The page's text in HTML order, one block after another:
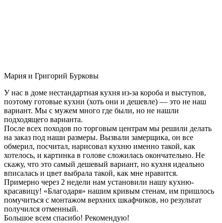
Мария и Григорий Бурковы
У нас в доме нестандартная кухня из-за короба и выступов,
поэтому готовые кухни (хоть они и дешевле) — это не наш
вариант. Мы с мужем много где были, но не нашли
подходящего варианта.
После всех походов по торговым центрам мы решили делать
на заказ под наши размеры. Вызвали замерщика, он все
обмерил, посчитал, нарисовал кухню именно такой, как
хотелось, и картинка в голове сложилась окончательно. Не
скажу, что это самый дешевый вариант, но кухня идеально
вписалась и цвет выбрала такой, как мне нравится.
Примерно через 2 недели нам установили нашу кухню-
красавицу! «Благодаря» нашим кривым стенам, им пришлось
помучиться с монтажом верхних шкафчиков, но результат
получился отменный.
Большое всем спасибо! Рекомендую!